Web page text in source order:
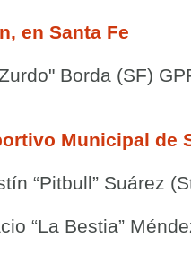
en Santa Fe
Borda (SF)
Municipal de
“Pitbull” Suárez
“La Bestia”